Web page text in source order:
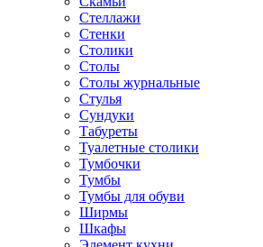
Стеллажи
Стенки
Столики
Столы
Столы журнальные
Стулья
Сундуки
Табуреты
Туалетные столики
Тумбочки
Тумбы
Тумбы для обуви
Ширмы
Шкафы